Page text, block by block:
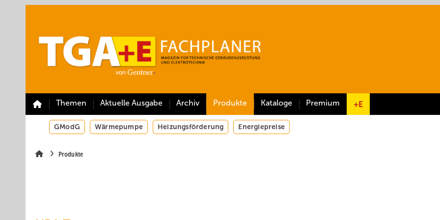
Themen Aktuelle Ausgabe Archiv Produkte Kataloge Premium +E
GModG Wärmepumpe Heizungsförderung Energiepreise
Produkte